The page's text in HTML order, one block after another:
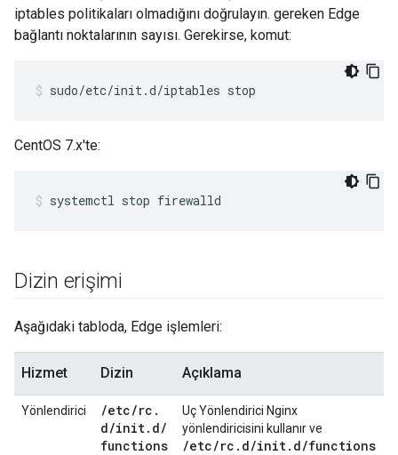
iptables politikaları olmadığını doğrulayın. gereken Edge
bağlantı noktalarının sayısı. Gerekirse, komut:
sudo/etc/init.d/iptables stop
CentOS 7.x'te:
systemctl stop firewalld
Dizin erişimi
Aşağıdaki tabloda, Edge işlemleri:
Hizmet Dizin Açıklama
Yönlendirici /etc/rc .
d/init. d/
functions
Uç Yönlendirici Nginx
yönlendiricisini kullanır ve
/etc/rc.d/init.d/functions